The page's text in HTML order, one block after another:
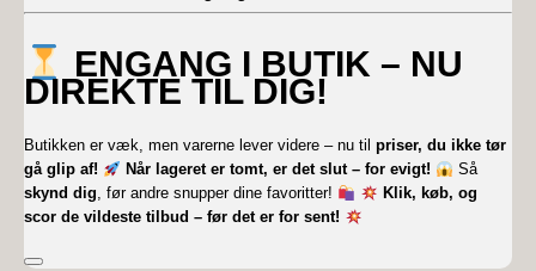
ENGANG I BUTIK – NU
DIREKTE TIL DIG!
Butikken er væk, men varerne lever videre – nu til priser, du ikke tør
gå glip af!
Når lageret er tomt, er det slut – for evigt!
Så
skynd dig, før andre snupper dine favoritter!
Klik, køb, og
scor de vildeste tilbud – før det er for sent!